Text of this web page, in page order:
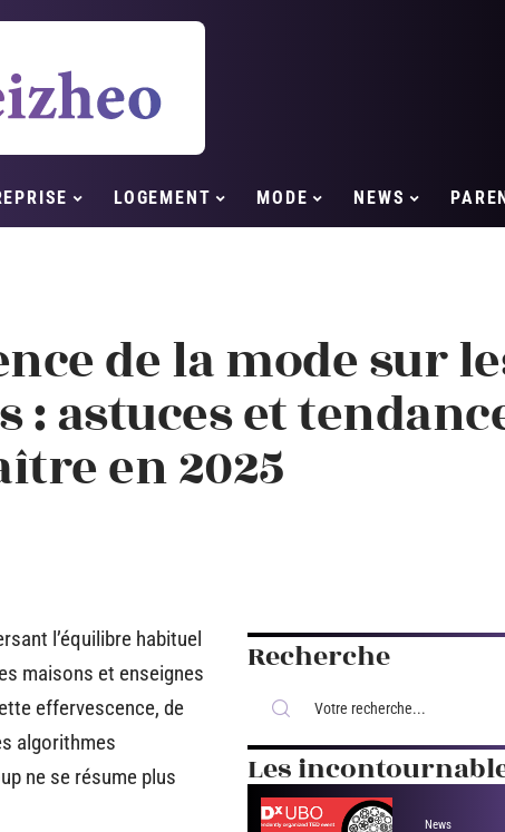
LOGEMENT MODE NEWS
de la mode sur
: astuces et
en 2025
l’équilibre habituel
maisons et enseignes
effervescence, de
algorithmes
ne se résume plus
Recherche
Les
News